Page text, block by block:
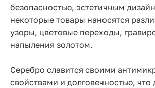
безопасностью, эстетичным
некоторые товары наносятся
узоры, цветовые переходы,
напыления золотом.
Серебро славится своими
свойствами и долговечностью, что